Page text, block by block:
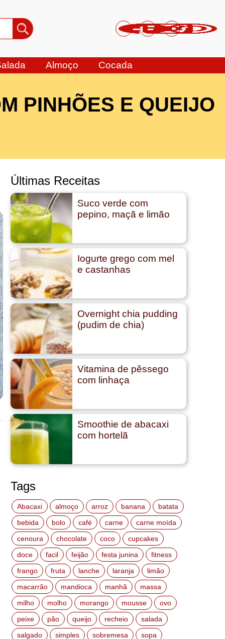
Almoço Cocada
PINHÕES E QUEIJO
Últimas Receitas
Suco verde com
pepino, maçã e limão
Iogurte grego com mel
e castanhas
Overnight chia pudding
(pudim de chia)
Vitamina de pêssego
com linhaça
Smoothie de abacaxi
com hortelã
Tags
Abacaxi almoço arroz banana
batata
bebida
bolo café carne
carne moída
cenoura
chocolate coco
cupcakes
doce
facil feijão festa junina
fitness
frango
fruta lanche laranja
limão
macarrão
mandioca manhã
massa
milho
molho morango mousse
ovo
peixe
pão queijo recheio
salada
salgado
simples sobremesa
sopa